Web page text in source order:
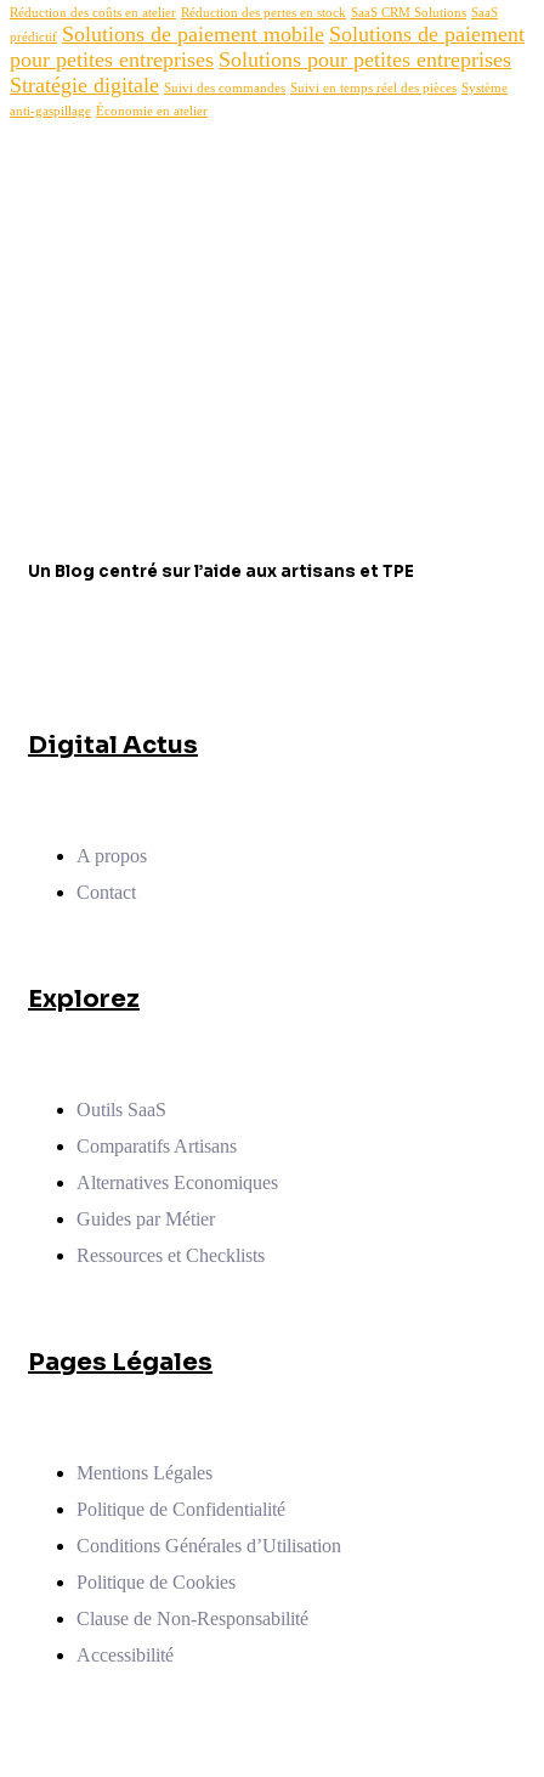
Réduction des coûts en atelier Réduction des pertes en stock SaaS CRM Solutions SaaS
prédictif Solutions de paiement mobile Solutions de paiement
pour petites entreprises Solutions pour petites entreprises
Stratégie digitale Suivi des commandes Suivi en temps réel des pièces Système
anti-gaspillage Économie en atelier
Un Blog centré sur l’aide aux artisans et TPE
Digital Actus
A propos
Contact
Explorez
Outils SaaS
Comparatifs Artisans
Alternatives Economiques
Guides par Métier
Ressources et Checklists
Pages Légales
Mentions Légales
Politique de Confidentialité
Conditions Générales d’Utilisation
Politique de Cookies
Clause de Non-Responsabilité
Accessibilité